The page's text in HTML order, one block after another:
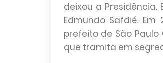
deixou a
Edmundo Safdié.
prefeito de São Paulo
que tramita em